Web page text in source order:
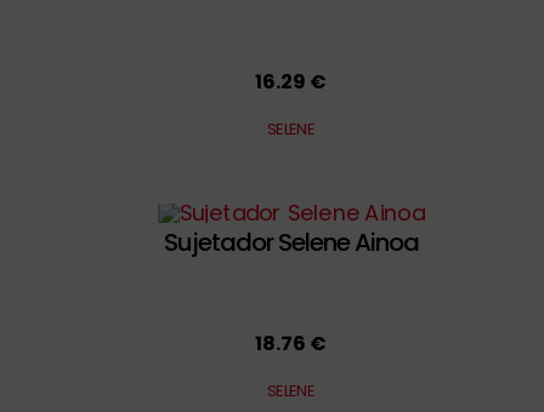
16.29 €
SELENE
Sujetador Selene Ainoa
18.76 €
SELENE